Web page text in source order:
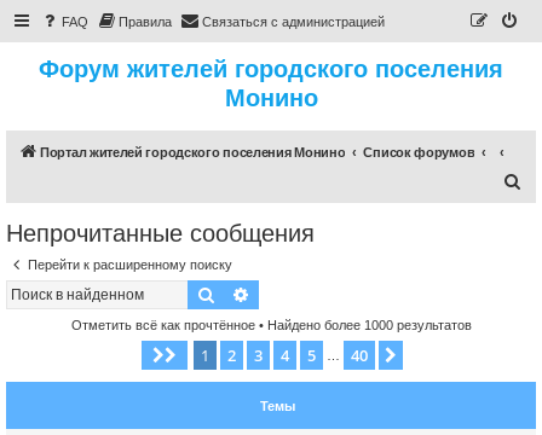
FAQ Правила Связаться с администрацией
Форум жителей городского поселения
Монино
Портал жителей городского поселения Монино
Список форумов
Непрочитанные сообщения
Перейти к расширенному поиску
Поиск
Отметить всё как прочтённое• Найдено более 1000 результатов
Страница из 40
1 2 3 4 5 40
Темы